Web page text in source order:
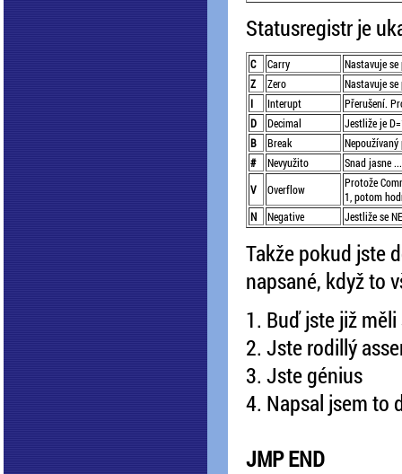
Statusregistr je
C Carry
Nastavuje
Z
Zero
Nastavuje
I
Interupt
Přerušení.
D
Decimal
Jestliže je
B
Break
#
Nevyužito
Snad jasne
V
Overflow
Protože
1, potom
N
Negative Jestliže se
Takže pokud jste
napsané, když to
1. Buď jste již
2. Jste rodillý
3. Jste génius
4. Napsal jsem to
JMP END